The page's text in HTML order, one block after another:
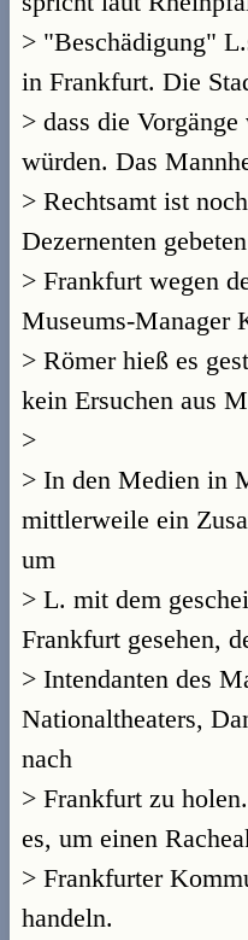
> "Beschädigung"
in Frankfurt. Die
> dass die
würden. Das
> Rechtsamt ist
Dezernenten
> Frankfurt wegen
Museums-Manager
> Römer hieß es
kein Ersuchen aus
>
> In den Medien in
mittlerweile ein
um
> L. mit dem
Frankfurt gesehen,
> Intendanten des
Nationaltheaters,
nach
> Frankfurt zu
es, um einen
> Frankfurter
handeln.